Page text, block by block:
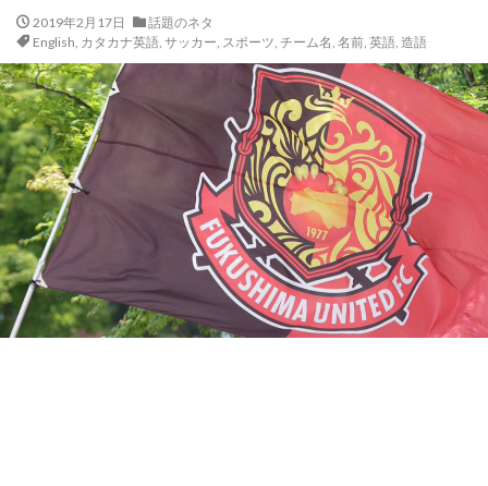
2019年2月17日
話題のネタ
English, カタカナ英語, サッカー, スポーツ, チーム名, 名前, 英語, 造語